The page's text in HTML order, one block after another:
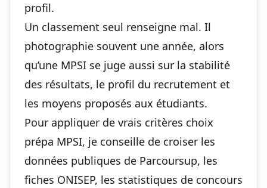
profil.
Un classement seul renseigne mal. Il
photographie souvent une année, alors
qu’une MPSI se juge aussi sur la stabilité
des résultats, le profil du recrutement et
les moyens proposés aux étudiants.
Pour appliquer de vrais critères choix
prépa MPSI, je conseille de croiser les
données publiques de Parcoursup, les
fiches ONISEP, les statistiques de concours